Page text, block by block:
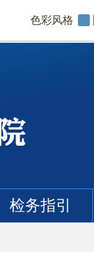
色彩风格
检务指引